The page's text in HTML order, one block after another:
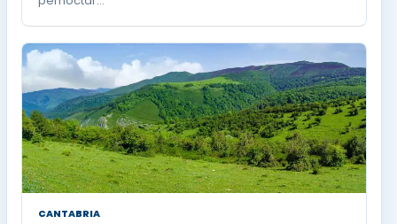
CANTABRIA